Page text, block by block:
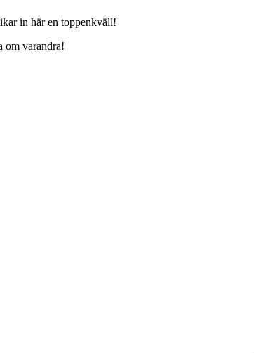
in här en toppenkväll!
om varandra!